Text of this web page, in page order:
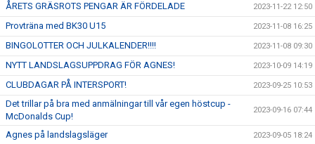
ÅRETS GRÄSROTS PENGAR ÄR FÖRDELADE 2023-11-22 12:50
Provträna med BK30 U15 2023-11-08 16:25
BINGOLOTTER OCH JULKALENDER!!!! 2023-11-08 09:30
NYTT LANDSLAGSUPPDRAG FÖR AGNES! 2023-10-09 14:19
CLUBDAGAR PÅ INTERSPORT! 2023-09-25 10:53
Det trillar på bra med anmälningar till vår egen höstcup -
McDonalds Cup!
2023-09-16 07:44
Agnes på landslagsläger 2023-09-05 18:24